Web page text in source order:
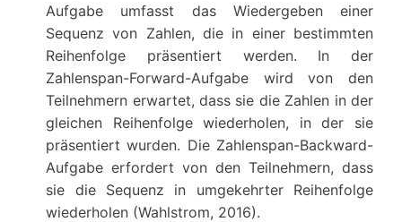
Aufgabe umfasst das Wiedergeben einer
Sequenz von Zahlen, die in einer bestimmten
Reihenfolge präsentiert werden. In der
Zahlenspan-Forward-Aufgabe wird von den
Teilnehmern erwartet, dass sie die Zahlen in der
gleichen Reihenfolge wiederholen, in der sie
präsentiert wurden. Die Zahlenspan-Backward-
Aufgabe erfordert von den Teilnehmern, dass
sie die Sequenz in umgekehrter Reihenfolge
wiederholen (Wahlstrom, 2016).